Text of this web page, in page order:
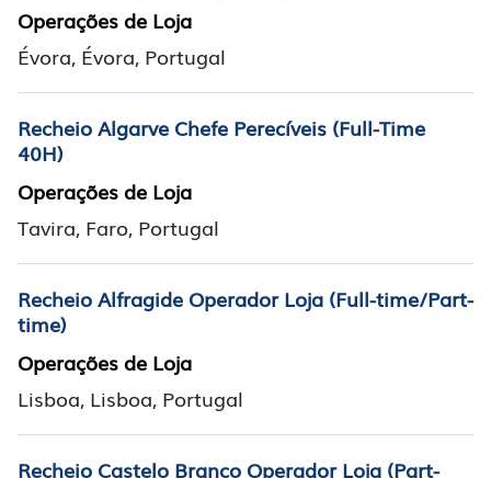
Operações de Loja
Évora, Évora, Portugal
Recheio Algarve Chefe Perecíveis (Full-Time
40H)
Operações de Loja
Tavira, Faro, Portugal
Recheio Alfragide Operador Loja (Full-time/Part-
time)
Operações de Loja
Lisboa, Lisboa, Portugal
Recheio Castelo Branco Operador Loja (Part-